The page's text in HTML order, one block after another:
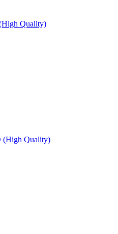
Quality)
(High Quality)